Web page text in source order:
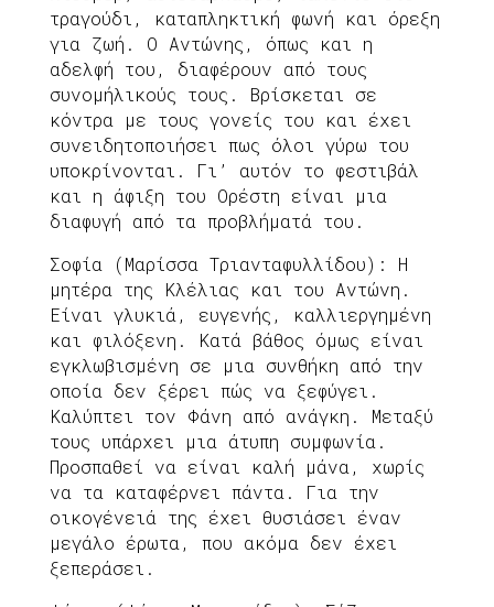
τραγούδι, καταπληκτική φωνή και όρεξη
για ζωή. Ο Αντώνης, όπως και η
αδελφή του, διαφέρουν από τους
συνομήλικούς τους. Βρίσκεται σε
κόντρα με τους γονείς του και έχει
συνειδητοποιήσει πως όλοι γύρω του
υποκρίνονται. Γι’ αυτόν το φεστιβάλ
και η άφιξη του Ορέστη είναι μια
διαφυγή από τα προβλήματά του.
Σοφία (Μαρίσσα Τριανταφυλλίδου): Η
μητέρα της Κλέλιας και του Αντώνη.
Είναι γλυκιά, ευγενής, καλλιεργημένη
και φιλόξενη. Κατά βάθος όμως είναι
εγκλωβισμένη σε μια συνθήκη από την
οποία δεν ξέρει πώς να ξεφύγει.
Καλύπτει τον Φάνη από ανάγκη. Μεταξύ
τους υπάρχει μια άτυπη συμφωνία.
Προσπαθεί να είναι καλή μάνα, χωρίς
να τα καταφέρνει πάντα. Για την
οικογένειά της έχει θυσιάσει έναν
μεγάλο έρωτα, που ακόμα δεν έχει
ξεπεράσει.